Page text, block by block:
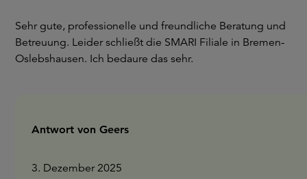
Sehr gute, professionelle und freundliche Beratung und
Betreuung. Leider schließt die SMARI Filiale in Bremen-
Oslebshausen. Ich bedaure das sehr.
Antwort von Geers
3. Dezember 2025